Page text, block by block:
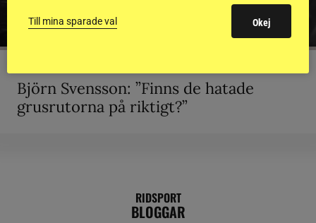
Björn Svensson: ”Finns de hatade
grusrutorna på riktigt?”
RIDSPORT
BLOGGAR
Till mina sparade val Okej